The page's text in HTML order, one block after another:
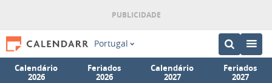
Portugal
Calendário
2026
Feriados
2026
Calendário
2027
Feriados
2027